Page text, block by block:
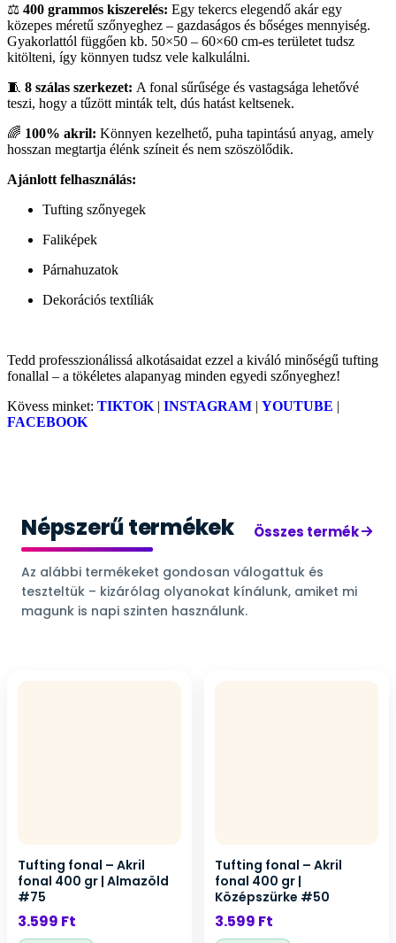
⚖️ 400 grammos kiszerelés: Egy tekercs elegendő akár egy
közepes méretű szőnyeghez – gazdaságos és bőséges mennyiség.
Gyakorlattól függően kb. 50×50 – 60×60 cm-es területet tudsz
kitölteni, így könnyen tudsz vele kalkulálni.
🧵 8 szálas szerkezet: A fonal sűrűsége és vastagsága lehetővé
teszi, hogy a tűzött minták telt, dús hatást keltsenek.
🌈 100% akril: Könnyen kezelhető, puha tapintású anyag, amely
hosszan megtartja élénk színeit és nem szöszölődik.
Ajánlott felhasználás:
Tufting szőnyegek
Faliképek
Párnahuzatok
Dekorációs textíliák
Tedd professzionálissá alkotásaidat ezzel a kiváló minőségű tufting
fonallal – a tökéletes alapanyag minden egyedi szőnyeghez!
Kövess minket: TIKTOK | INSTAGRAM | YOUTUBE |
FACEBOOK
Népszerű termékek Összes termék
Az alábbi termékeket gondosan válogattuk és
teszteltük – kizárólag olyanokat kínálunk, amiket mi
magunk is napi szinten használunk.
Tufting fonal – Akril
fonal 400 gr | Almazöld
#75
3.599 Ft
Tufting fonal – Akril
fonal 400 gr |
Középszürke #50
3.599 Ft